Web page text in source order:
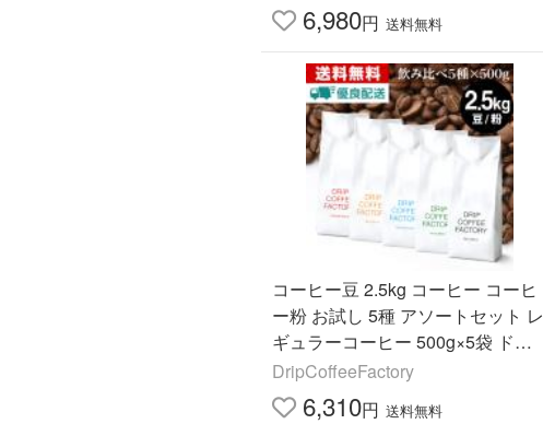
6,980円 送料無料
コーヒー豆 2.5kg コーヒー コーヒ
ー粉 お試し 5種 アソートセット レ
ギュラーコーヒー 500g×5袋 ドリ
ップコーヒーファクトリー
DripCoffeeFactory
6,310円 送料無料